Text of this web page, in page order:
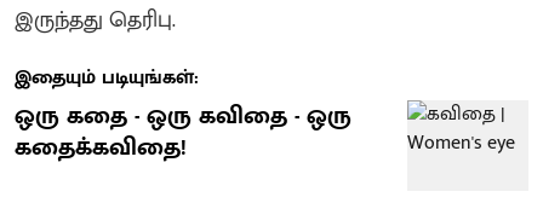
இருந்தது தெரிபு.
இதையும் படியுங்கள்:
ஒரு கதை - ஒரு கவிதை - ஒரு
கதைக்கவிதை!